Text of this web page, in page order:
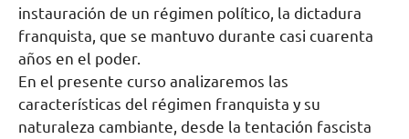
instauración de un régimen político, la dictadura
franquista, que se mantuvo durante casi cuarenta
años en el poder.
En el presente curso analizaremos las
características del régimen franquista y su
naturaleza cambiante, desde la tentación fascista